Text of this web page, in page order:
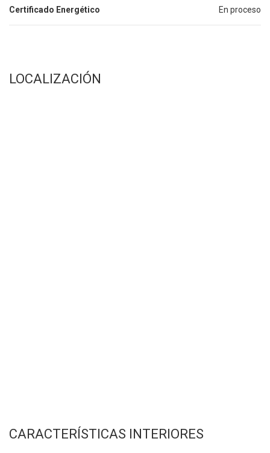
Certificado Energético En proceso
LOCALIZACIÓN
CARACTERÍSTICAS INTERIORES